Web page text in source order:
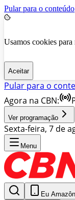
Pular para o conteúdo
Usamos cookies
Aceitar
Pular para o
Agora na CBN:
Ver programação
Sexta-feira, 7 de
Menu
Eu